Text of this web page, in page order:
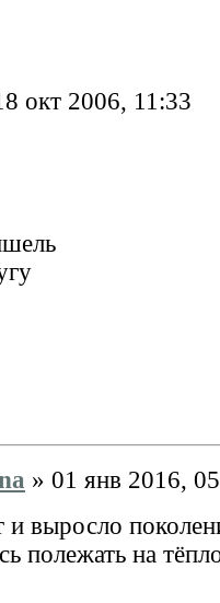
окт 2006, 11:33
» 01 янв 2016,
и выросло
полежать на